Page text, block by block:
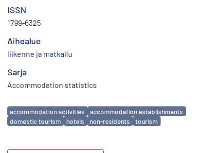
ISSN
1799-6325
Aihealue
liikenne ja matkailu
Sarja
Accommodation statistics
Avainsanat
accommodation activities
accommodation establishments
domestic tourism
hotels non-residents tourism